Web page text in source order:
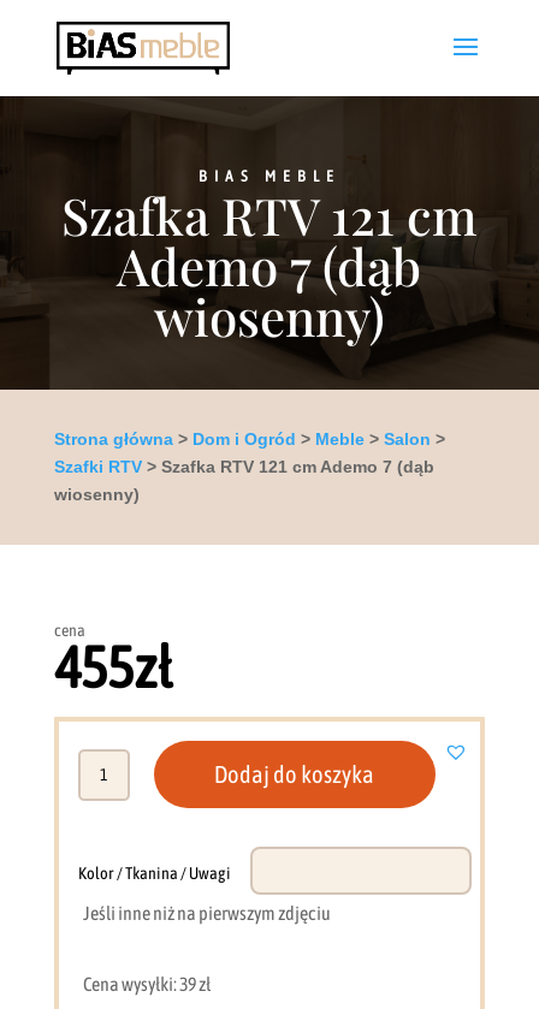
BIAS MEBLE
Szafka RTV 121 cm
Ademo 7 (dąb
wiosenny)
Strona główna> Dom i Ogród > Meble> Salon >
Szafki RTV> Szafka RTV 121 cm Ademo 7 (dąb
wiosenny)
cena
455zł
cm
7
wiosenny)
Dodaj do koszyka
Kolor / Tkanina / Uwagi
Jeśli inne niż na pierwszym zdjęciu
Cena wysyłki: 39 zł